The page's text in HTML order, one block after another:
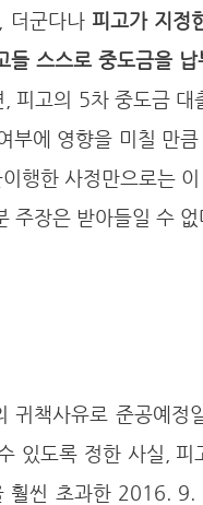
더군다나 피고가 지정
스스로 중도금을
피고의 5차 중도금 대
부에 영향을 미칠 만
행한 사정만으로는
주장은 받아들일 수 없
있도록 정한 사실,
훨씬 초과한 2016.